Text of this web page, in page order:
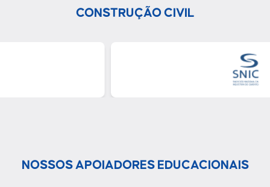
CONSTRUÇÃO CIVIL
NOSSOS APOIADORES EDUCACIONAIS